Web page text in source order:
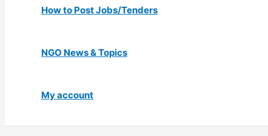
How to Post Jobs/Tenders
NGO News & Topics
My account